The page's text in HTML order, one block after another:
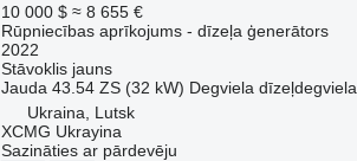
10 000 $ ≈ 8 655 €
Rūpniecības aprīkojums - dīzeļa ģenerātors
2022
Stāvoklisjauns
Jauda 43.54 ZS (32 kW) Degviela dīzeļdegviela
Ukraina, Lutsk
XCMG Ukrayina
Sazināties ar pārdevēju